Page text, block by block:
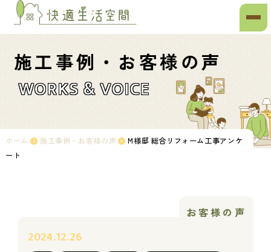
施工事例・お客様の声
WORKS & VOICE
ホーム 施工事例・お客様の声
M様邸 総合リフォーム工事アンケ
ート
お客様の声
2024.12.26